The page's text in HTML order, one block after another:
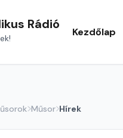
Rádió
Kezdőlap
Műsor Hírek